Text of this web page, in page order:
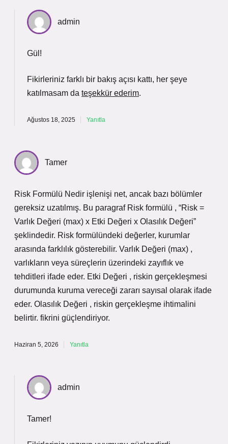
admin
Gül!
Fikirleriniz farklı bir bakış açısı kattı, her şeye
katılmasam da teşekkür ederim.
Ağustos 18, 2025 Yanıtla
Tamer
Risk Formülü Nedir işlenişi net, ancak bazı bölümler
gereksiz uzatılmış. Bu paragraf Risk formülü , “Risk =
Varlık Değeri (max) x Etki Değeri x Olasılık Değeri”
şeklindedir. Risk formülündeki değerler, kurumlar
arasında farklılık gösterebilir. Varlık Değeri (max) ,
varlıkların veya süreçlerin üzerindeki zayıflık ve
tehditleri ifade eder. Etki Değeri , riskin gerçekleşmesi
durumunda kuruma vereceği zararı sayısal olarak ifade
eder. Olasılık Değeri , riskin gerçekleşme ihtimalini
belirtir. fikrini güçlendiriyor.
Haziran 5, 2026 Yanıtla
admin
Tamer!